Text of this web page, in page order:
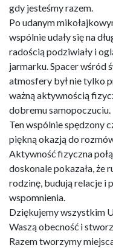
gdy jesteśmy razem.
Po udanym
wspólnie udały się na
radością podziwiały i
jarmarku. Spacer wśród
atmosfery był nie tylko
ważną aktywnością
dobremu samopoczuciu.
Ten wspólnie spędzony
piękną okazją do
Aktywność fizyczna
doskonale pokazała, że
rodzinę, budują relacje i
wspomnienia.
Dziękujemy wszystkim
Waszą obecność i
Razem tworzymy